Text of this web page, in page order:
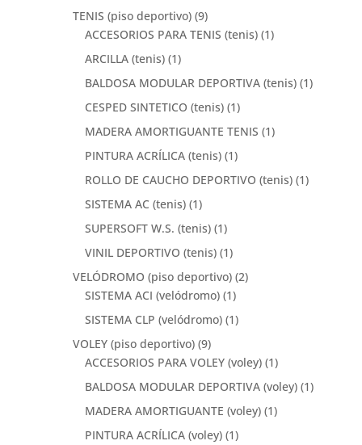
TENIS (piso deportivo) (9)
ACCESORIOS PARA TENIS (tenis) (1)
ARCILLA (tenis) (1)
BALDOSA MODULAR DEPORTIVA (tenis) (1)
CESPED SINTETICO (tenis) (1)
MADERA AMORTIGUANTE TENIS (1)
PINTURA ACRÍLICA (tenis) (1)
ROLLO DE CAUCHO DEPORTIVO (tenis) (1)
SISTEMA AC (tenis) (1)
SUPERSOFT W.S. (tenis) (1)
VINIL DEPORTIVO (tenis) (1)
VELÓDROMO (piso deportivo) (2)
SISTEMA ACI (velódromo) (1)
SISTEMA CLP (velódromo) (1)
VOLEY (piso deportivo) (9)
ACCESORIOS PARA VOLEY (voley) (1)
BALDOSA MODULAR DEPORTIVA (voley) (1)
MADERA AMORTIGUANTE (voley) (1)
PINTURA ACRÍLICA (voley) (1)